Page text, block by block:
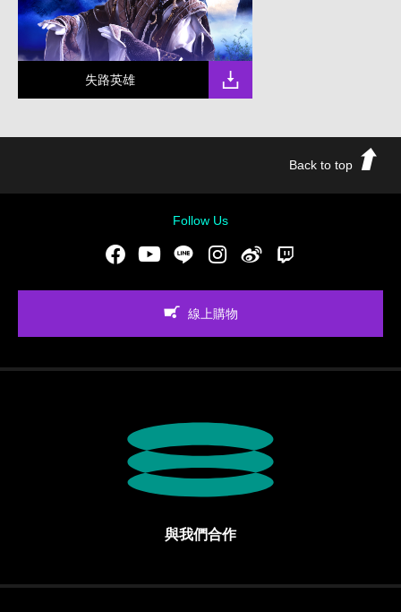
失路英雄
Back to top
Follow Us
FacebookYoutubeLINE Instgram新浪微博
線上購物
與我們合作